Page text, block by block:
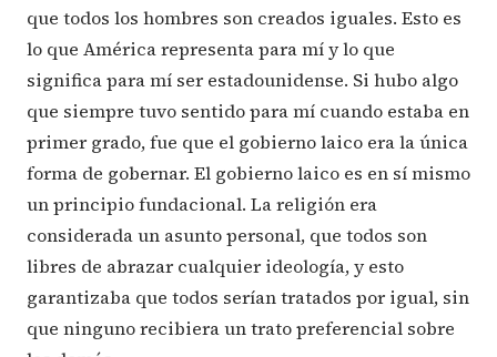
que todos los hombres son creados iguales. Esto es
lo que América representa para mí y lo que
significa para mí ser estadounidense. Si hubo algo
que siempre tuvo sentido para mí cuando estaba en
primer grado, fue que el gobierno laico era la única
forma de gobernar. El gobierno laico es en sí mismo
un principio fundacional. La religión era
considerada un asunto personal, que todos son
libres de abrazar cualquier ideología, y esto
garantizaba que todos serían tratados por igual, sin
que ninguno recibiera un trato preferencial sobre